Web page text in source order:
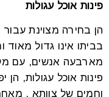
פינות אוכל עגולות
הן בחירה מצוינת
בביתו אינו גדול מאוד
מארבעה אנשים, עם
פינות אוכל עגולות, הן
וחמים של צוותא ,